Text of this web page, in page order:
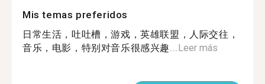
Mis temas preferidos
日常生活，吐吐槽，游戏，英雄联盟，人际交往，
音乐，电影，特别对音乐很感兴趣...Leer más